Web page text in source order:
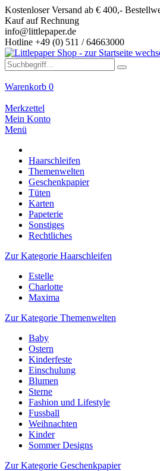
Kostenloser Versand ab € 400,-
Kauf auf Rechnung
info@littlepaper.de
Hotline +49 (0) 511 / 64663000
Warenkorb 0
Merkzettel
Mein Konto
Menü
Haarschleifen
Themenwelten
Geschenkpapier
Tüten
Karten
Papeterie
Sonstiges
Rechtliches
Zur Kategorie Haarschleifen
Estelle
Charlotte
Maxima
Zur Kategorie Themenwelten
Baby
Ostern
Kinderfeste
Einschulung
Blumen
Sterne
Fashion und Lifestyle
Fussball
Weihnachten
Kinder
Sommer Designs
Zur Kategorie Geschenkpapier